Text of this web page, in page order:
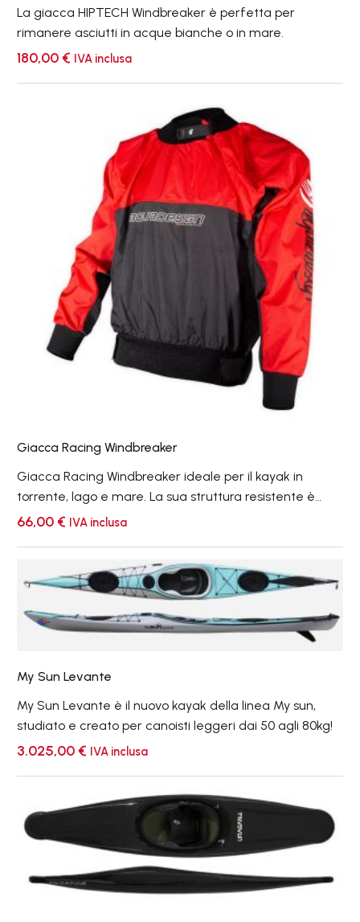
La giacca HIPTECH Windbreaker è perfetta per
rimanere asciutti in acque bianche o in mare.
180,00 € IVA inclusa
Giacca
Racing
Windbreaker
Giacca Racing Windbreaker
Giacca Racing Windbreaker ideale per il kayak in
torrente, lago e mare. La sua struttura resistente è
rinforzata con il tessuto Ripstop, per mantenere il
66,00 € IVA inclusa
My
Sun
My Sun Levante
My Sun Levante è il nuovo kayak della linea My sun,
3.025,00 € IVA inclusa
Uragano